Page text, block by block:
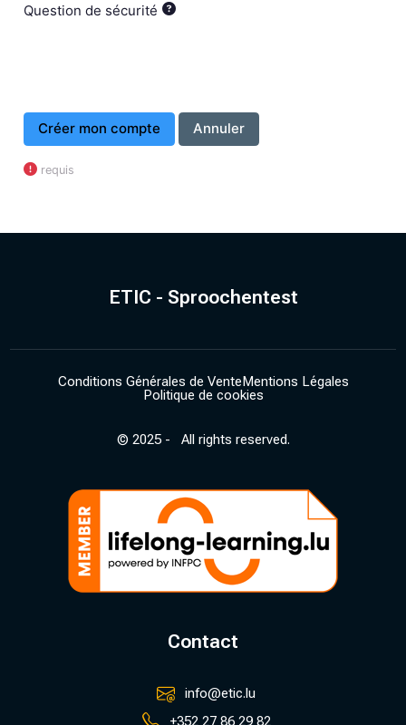
Question de sécurité
requis
ETIC - Sproochentest
Conditions Générales de VenteMentions Légales
Politique de cookies
© 2025 - All rights reserved.
Contact
info@etic.lu
+352 27 86 29 82